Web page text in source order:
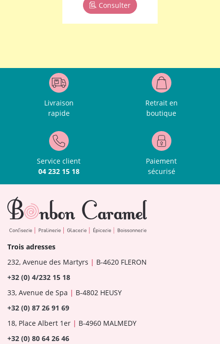
Consulter
Livraison
rapide
Retrait en
boutique
Service client
04 232 15 18
Paiement
sécurisé
Trois adresses
232, Avenue des Martyrs | B-4620 FLERON
+32 (0) 4/232 15 18
33, Avenue de Spa | B-4802 HEUSY
+32 (0) 87 26 91 69
18, Place Albert 1er | B-4960 MALMEDY
+32 (0) 80 64 26 46